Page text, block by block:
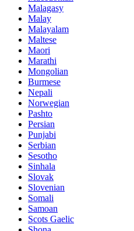
Malagasy
Malay
Malayalam
Maltese
Maori
Marathi
Mongolian
Burmese
Nepali
Norwegian
Pashto
Persian
Punjabi
Serbian
Sesotho
Sinhala
Slovak
Slovenian
Somali
Samoan
Scots Gaelic